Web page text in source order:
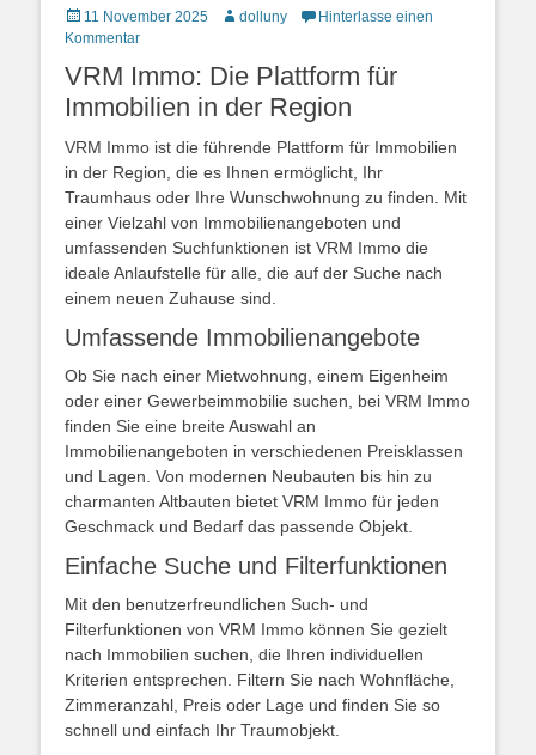
Posted
on
11 November 2025 Autordolluny
Hinterlasse einen
Kommentar
VRM Immo: Die Plattform für
Immobilien in der Region
VRM Immo ist die führende Plattform für Immobilien
in der Region, die es Ihnen ermöglicht, Ihr
Traumhaus oder Ihre Wunschwohnung zu finden. Mit
einer Vielzahl von Immobilienangeboten und
umfassenden Suchfunktionen ist VRM Immo die
ideale Anlaufstelle für alle, die auf der Suche nach
einem neuen Zuhause sind.
Umfassende Immobilienangebote
Ob Sie nach einer Mietwohnung, einem Eigenheim
oder einer Gewerbeimmobilie suchen, bei VRM Immo
finden Sie eine breite Auswahl an
Immobilienangeboten in verschiedenen Preisklassen
und Lagen. Von modernen Neubauten bis hin zu
charmanten Altbauten bietet VRM Immo für jeden
Geschmack und Bedarf das passende Objekt.
Einfache Suche und Filterfunktionen
Mit den benutzerfreundlichen Such- und
Filterfunktionen von VRM Immo können Sie gezielt
nach Immobilien suchen, die Ihren individuellen
Kriterien entsprechen. Filtern Sie nach Wohnfläche,
Zimmeranzahl, Preis oder Lage und finden Sie so
schnell und einfach Ihr Traumobjekt.